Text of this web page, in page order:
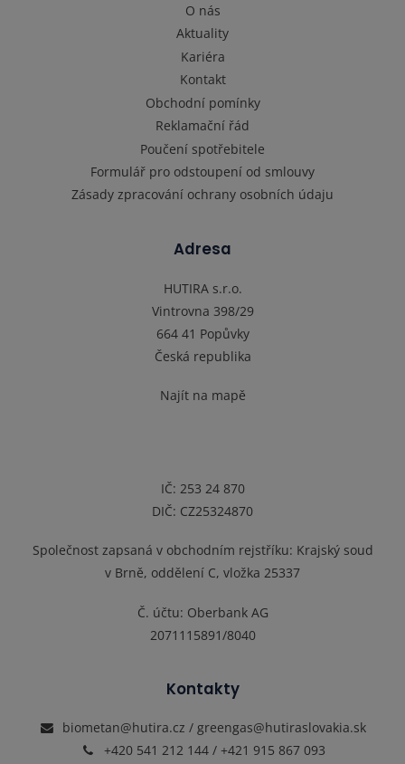
O nás
Aktuality
Kariéra
Kontakt
Obchodní pomínky
Reklamační řád
Poučení spotřebitele
Formulář pro odstoupení od smlouvy
Zásady zpracování ochrany osobních údaju
Adresa
HUTIRA s.r.o.
Vintrovna 398/29
664 41 Popůvky
Česká republika
Najít na mapě
IČ: 253 24 870
DIČ: CZ25324870
Společnost zapsaná v obchodním rejstříku: Krajský soud
v Brně, oddělení C, vložka 25337
Č. účtu: Oberbank AG
2071115891/8040
Kontakty
biometan@hutira.cz / greengas@hutiraslovakia.sk
+420 541 212 144 / +421 915 867 093